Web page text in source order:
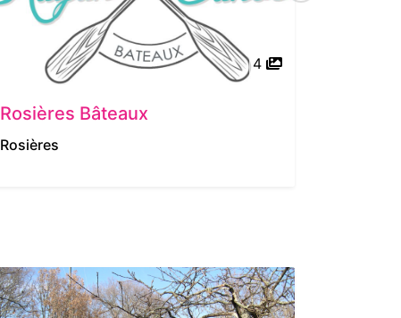
4
Rosières Bâteaux
Rosières